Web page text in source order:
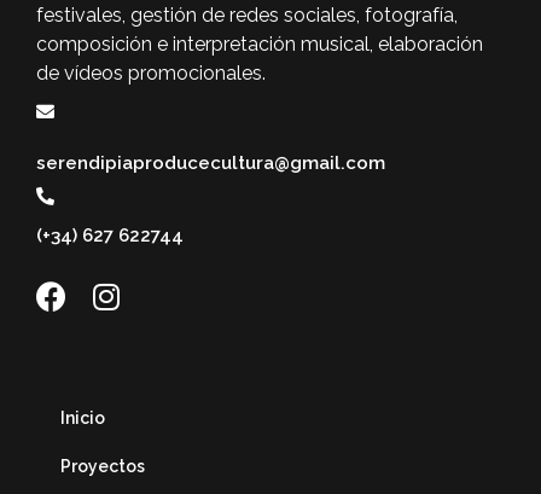
festivales, gestión de redes sociales, fotografía,
composición e interpretación musical, elaboración
de vídeos promocionales.
serendipiaproducecultura@gmail.com
(+34) 627 622744
Inicio
Proyectos